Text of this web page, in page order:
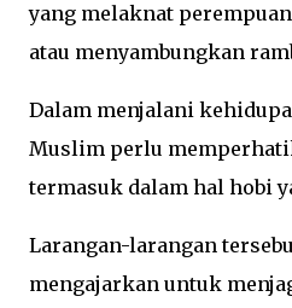
yang melaknat
atau menyambungkan
Dalam menjalani
Muslim perlu
termasuk dalam hal hobi
Larangan-larangan
mengajarkan untuk